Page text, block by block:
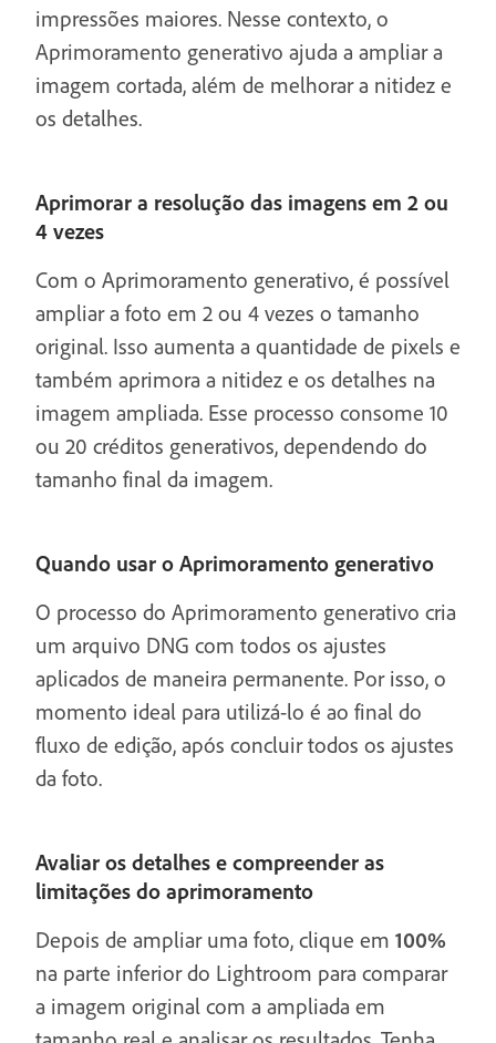
impressões maiores. Nesse contexto, o
Aprimoramento generativo ajuda a ampliar a
imagem cortada, além de melhorar a nitidez e
os detalhes.
Aprimorar a resolução das imagens em 2 ou
4 vezes
Com o Aprimoramento generativo, é possível
ampliar a foto em 2 ou 4 vezes o tamanho
original. Isso aumenta a quantidade de pixels e
também aprimora a nitidez e os detalhes na
imagem ampliada. Esse processo consome 10
ou 20 créditos generativos, dependendo do
tamanho final da imagem.
Quando usar o Aprimoramento generativo
O processo do Aprimoramento generativo cria
um arquivo DNG com todos os ajustes
aplicados de maneira permanente. Por isso, o
momento ideal para utilizá-lo é ao final do
fluxo de edição, após concluir todos os ajustes
da foto.
Avaliar os detalhes e compreender as
limitações do aprimoramento
Depois de ampliar uma foto, clique em 100%
na parte inferior do Lightroom para comparar
a imagem original com a ampliada em